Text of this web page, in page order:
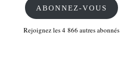
ABONNEZ-VOUS
Rejoignez les 4 866 autres abonnés